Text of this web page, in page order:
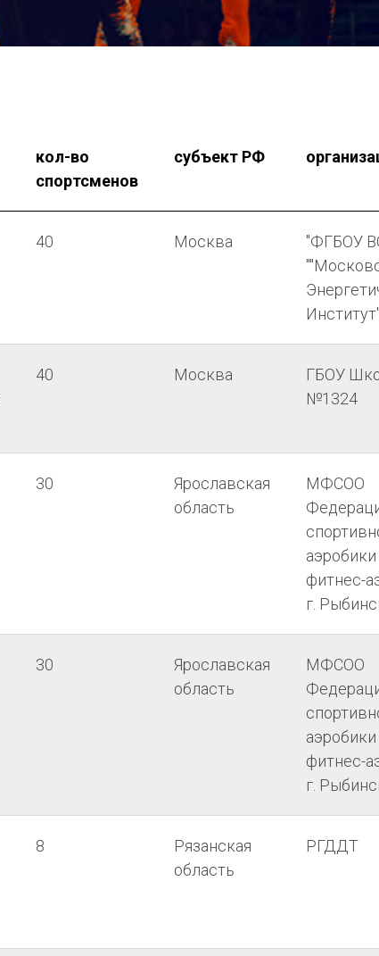
кол-во
спортсменов
субъект РФ
40 Москва
"ФГБОУ
40 Москва
ГБОУ
№1324
30
Ярославская
область
МФСОО
фитнес-
г.
30
Ярославская
область
МФСОО
фитнес-
г.
8
Рязанская
область
РГДДТ